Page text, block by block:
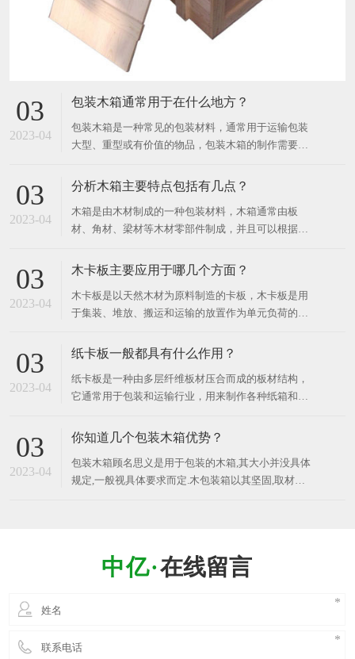
03
2023-04
包装木箱通常用于在什么地方？
包装木箱是一种常见的包装材料，通常用于运输包装
大型、重型或有价值的物品，包装木箱的制作需要使
料。 ​ 木材的种类有很多，如桦木、柳杉木、松木、
作，例如定制尺寸、不同形状、加强角和卡扣等。 为
了确保
03
2023-04
分析木箱主要特点包括有几点？
木箱是由木材制成的一种包装材料，木箱通常由板
材、角材、梁材等木材零部件制成，并且可以根据产
广泛用于各种行业和领域，如工业、农业、建筑、制
品，如机器、设备、水果、蔬菜、化工品、电子产
品、建筑材料
03
2023-04
木卡板主要应用于哪几个方面？
木卡板是以天然木材为原料制造的卡板，木卡板是用
于集装、堆放、搬运和运输的放置作为单元负荷的货
的，因为其价格便宜、结实。 ​ 工业用的木卡板主要
域中被广泛用于包装各种货物和商品，例如食品、医
药、电子产品
03
2023-04
纸卡板一般都具有什么作用？
纸卡板是一种由多层纤维板材压合而成的板材结构，
它通常用于包装和运输行业，用来制作各种纸箱和纸
等不同要求，采用不同种类和厚度的纸张压合而成。
可回收利用等优点，因此在包装和运输领域中被广泛
03
2023-04
你知道几个包装木箱优势？
包装木箱顾名思义是用于包装的木箱,其大小并没具体
规定,一般视具体要求而定.木包装箱以其坚固,取材方
在线留言